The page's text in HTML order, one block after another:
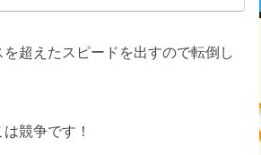
超えたスピードを出すので転倒し
競争です！